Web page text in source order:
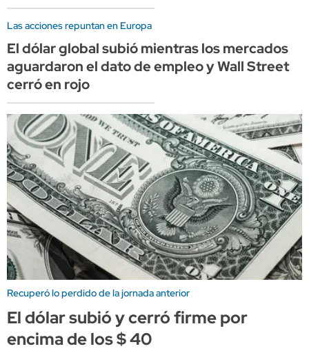
Las acciones repuntan en Europa
El dólar global subió mientras los mercados
aguardaron el dato de empleo y Wall Street
cerró en rojo
Recuperó lo perdido de la jornada anterior
El dólar subió y cerró firme por
encima de los $ 40